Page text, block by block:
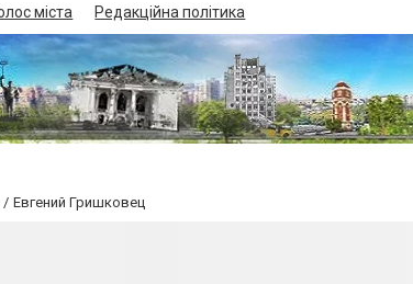
міста Редакційна політика
Евгений Гришковец